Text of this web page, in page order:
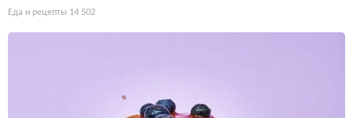
Еда и рецепты 14 502